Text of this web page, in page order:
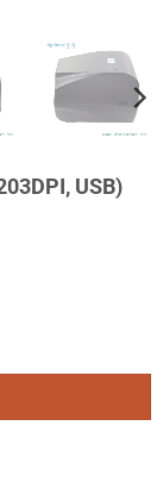
USB)
số lượng